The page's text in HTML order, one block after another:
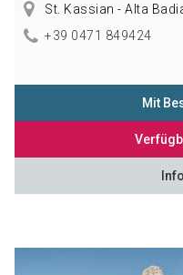
St. Kassian - Alta
+39 0471 849424
Mit